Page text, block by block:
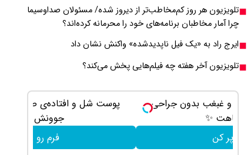
تلویزیون هر روز کم‌مخاطب‌تر از دیروز شده/ مسئولان صداوسیما
چرا آمار مخاطبان برنامه‌های خود را محرمانه کرده‌اند؟
ایرج راد به «یک فیل ناپدیدشده» واکنش نشان داد
تلویزیون آخر هفته چه فیلم‌هایی پخش می‌کند؟
پوست شل و افتاده‌ی صورتت رو با اندولیفت